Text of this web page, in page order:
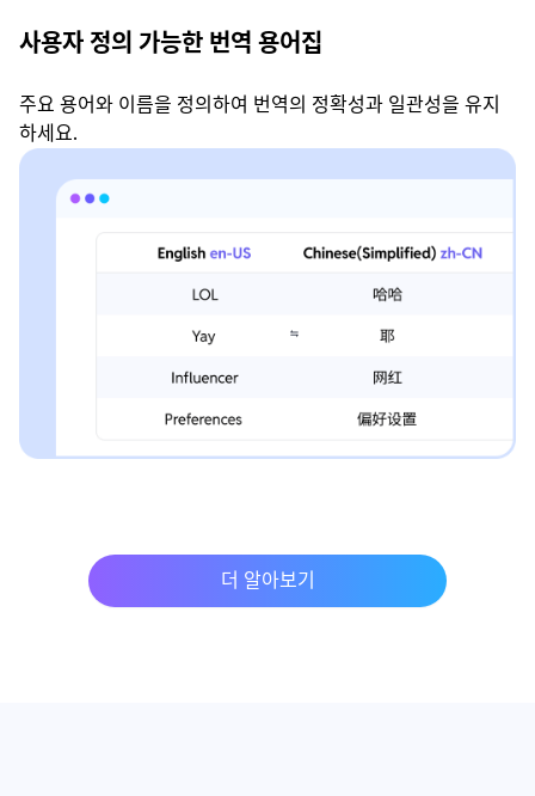
사용자 정의 가능한 번역 용어집
주요 용어와 이름을 정의하여 번역의 정확성과 일관성을 유지
하세요.
더 알아보기